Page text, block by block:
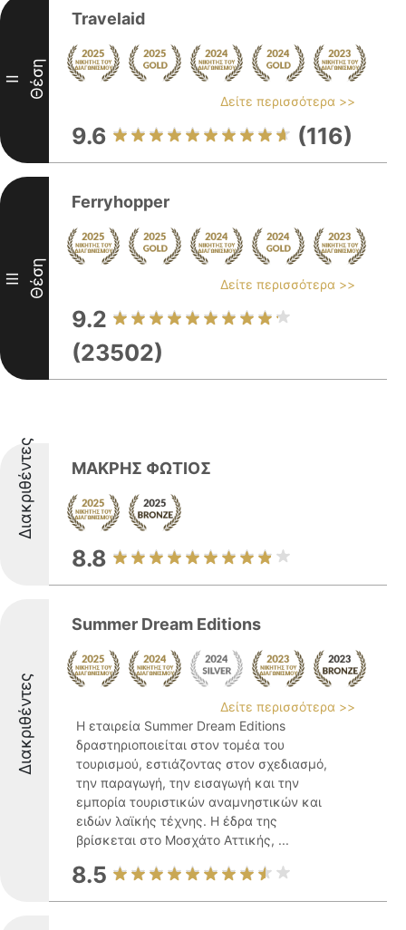
II Θέση
Travelaid
Δείτε περισσότερα >>
9.6 (116)
III Θέση
Ferryhopper
Δείτε περισσότερα >>
9.2
(23502)
Διακριθέντες ΜΑΚΡΗΣ ΦΩΤΙΟΣ
8.8
Διακριθέντες
Summer Dream Editions
Δείτε περισσότερα >>
Η εταιρεία Summer Dream Editions
δραστηριοποιείται στον τομέα του
τουρισμού, εστιάζοντας στον σχεδιασμό,
την παραγωγή, την εισαγωγή και την
εμπορία τουριστικών αναμνηστικών και
ειδών λαϊκής τέχνης. Η έδρα της
βρίσκεται στο Μοσχάτο Αττικής, ...
8.5